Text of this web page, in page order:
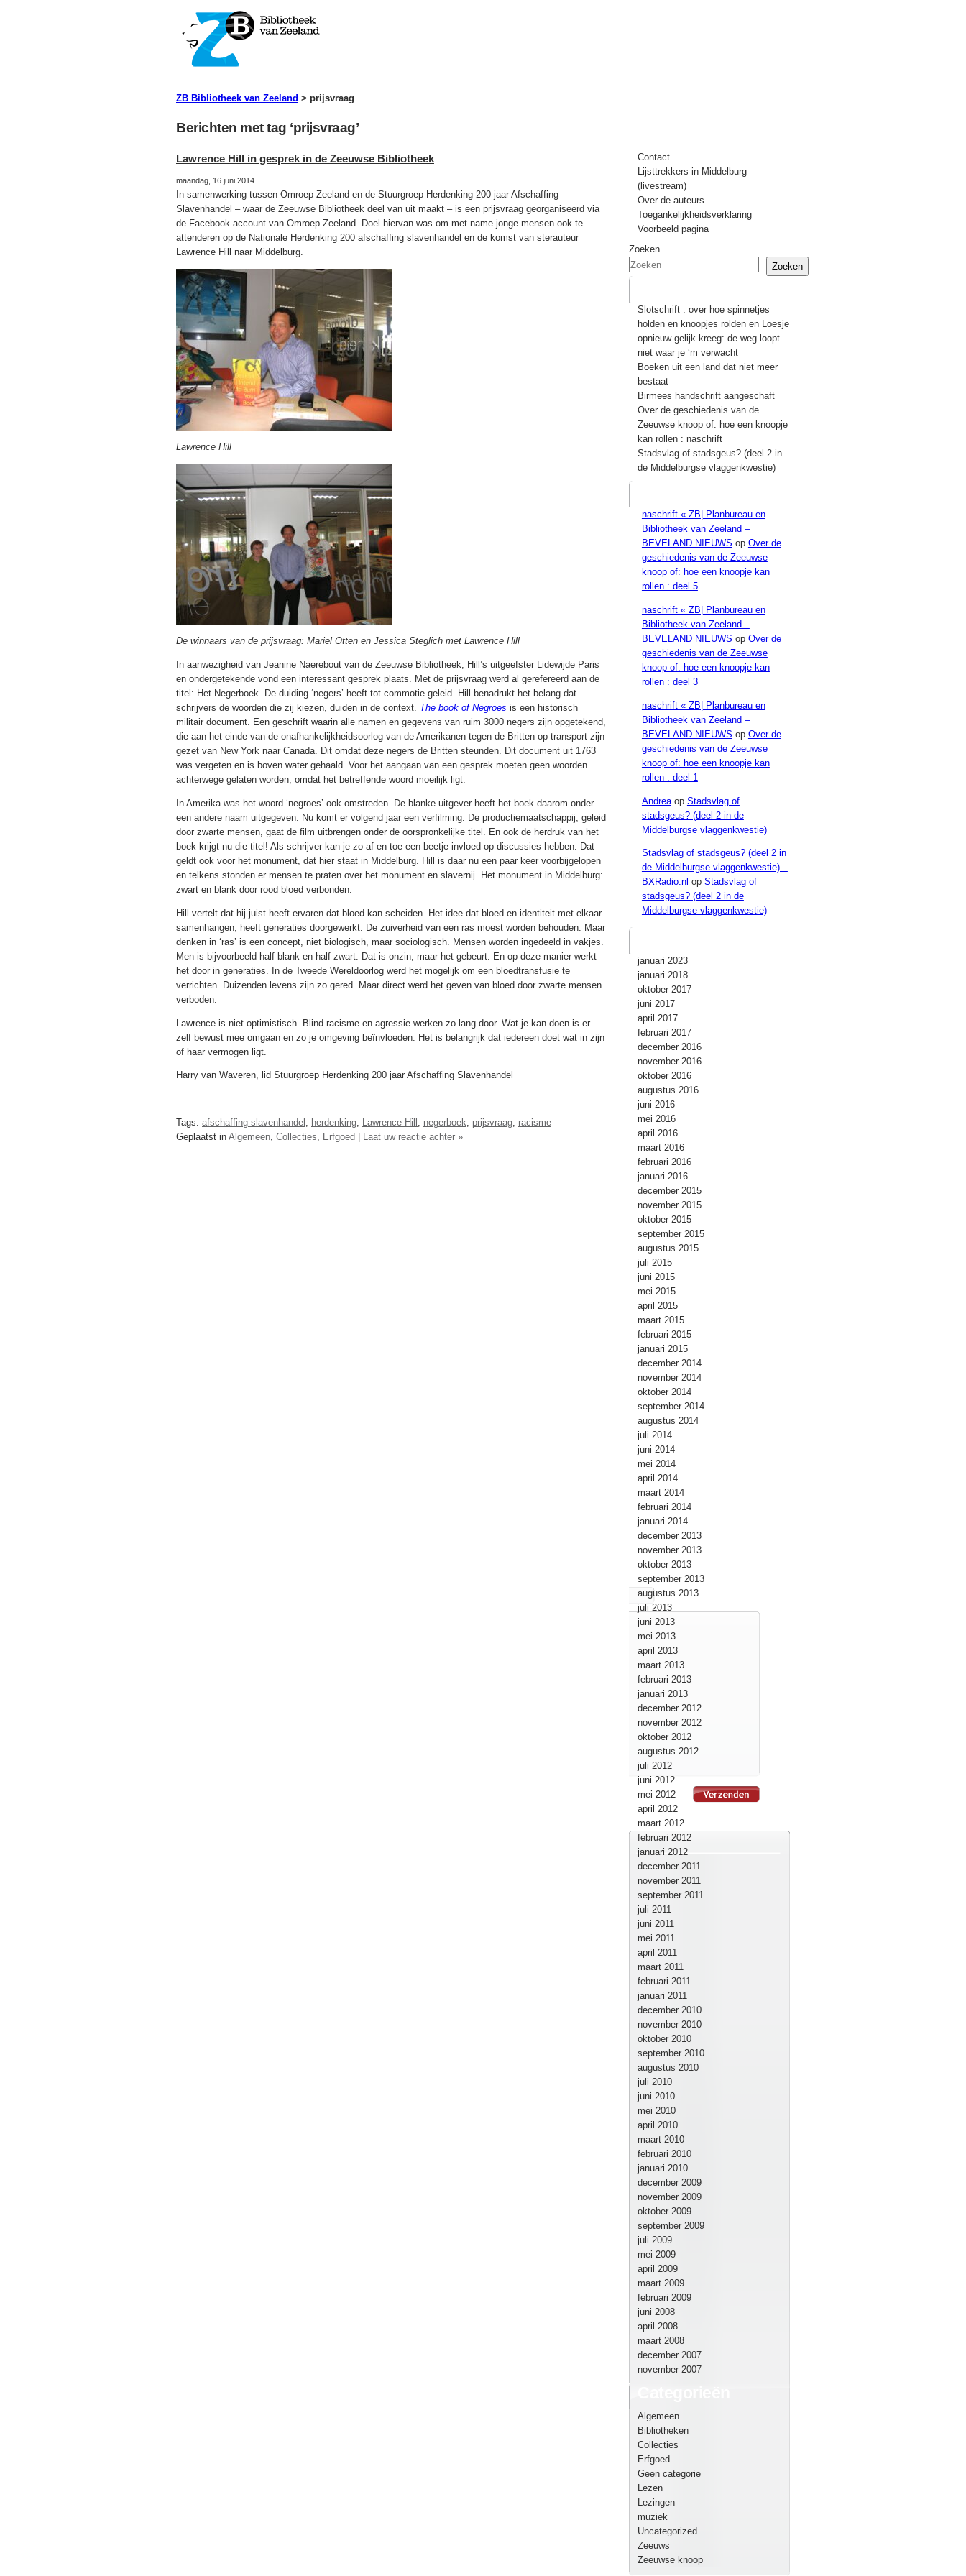
ZB Bibliotheek van Zeeland > prijsvraag
Berichten met tag ‘prijsvraag’
Lawrence Hill in gesprek in de Zeeuwse Bibliotheek
maandag, 16 juni 2014
In samenwerking tussen Omroep Zeeland en de Stuurgroep Herdenking 200 jaar Afschaffing
Slavenhandel – waar de Zeeuwse Bibliotheek deel van uit maakt – is een prijsvraag georganiseerd via
de Facebook account van Omroep Zeeland. Doel hiervan was om met name jonge mensen ook te
attenderen op de Nationale Herdenking 200 afschaffing slavenhandel en de komst van sterauteur
Lawrence Hill naar Middelburg.
Lawrence Hill
De winnaars van de prijsvraag: Mariel Otten en Jessica Steglich met Lawrence Hill
In aanwezigheid van Jeanine Naerebout van de Zeeuwse Bibliotheek, Hill’s uitgeefster Lidewijde Paris
en ondergetekende vond een interessant gesprek plaats. Met de prijsvraag werd al gerefereerd aan de
titel: Het Negerboek. De duiding ‘negers’ heeft tot commotie geleid. Hill benadrukt het belang dat
schrijvers de woorden die zij kiezen, duiden in de context. The book of Negroes is een historisch
militair document. Een geschrift waarin alle namen en gegevens van ruim 3000 negers zijn opgetekend,
die aan het einde van de onafhankelijkheidsoorlog van de Amerikanen tegen de Britten op transport zijn
gezet van New York naar Canada. Dit omdat deze negers de Britten steunden. Dit document uit 1763
was vergeten en is boven water gehaald. Voor het aangaan van een gesprek moeten geen woorden
achterwege gelaten worden, omdat het betreffende woord moeilijk ligt.
In Amerika was het woord ‘negroes’ ook omstreden. De blanke uitgever heeft het boek daarom onder
een andere naam uitgegeven. Nu komt er volgend jaar een verfilming. De productiemaatschappij, geleid
door zwarte mensen, gaat de film uitbrengen onder de oorspronkelijke titel. En ook de herdruk van het
boek krijgt nu die titel! Als schrijver kan je zo af en toe een beetje invloed op discussies hebben. Dat
geldt ook voor het monument, dat hier staat in Middelburg. Hill is daar nu een paar keer voorbijgelopen
en telkens stonden er mensen te praten over het monument en slavernij. Het monument in Middelburg:
zwart en blank door rood bloed verbonden.
Hill vertelt dat hij juist heeft ervaren dat bloed kan scheiden. Het idee dat bloed en identiteit met elkaar
samenhangen, heeft generaties doorgewerkt. De zuiverheid van een ras moest worden behouden. Maar
denken in ‘ras’ is een concept, niet biologisch, maar sociologisch. Mensen worden ingedeeld in vakjes.
Men is bijvoorbeeld half blank en half zwart. Dat is onzin, maar het gebeurt. En op deze manier werkt
het door in generaties. In de Tweede Wereldoorlog werd het mogelijk om een bloedtransfusie te
verrichten. Duizenden levens zijn zo gered. Maar direct werd het geven van bloed door zwarte mensen
verboden.
Lawrence is niet optimistisch. Blind racisme en agressie werken zo lang door. Wat je kan doen is er
zelf bewust mee omgaan en zo je omgeving beïnvloeden. Het is belangrijk dat iedereen doet wat in zijn
of haar vermogen ligt.
Harry van Waveren, lid Stuurgroep Herdenking 200 jaar Afschaffing Slavenhandel
Tags: afschaffing slavenhandel herdenking Lawrence Hill negerboek prijsvraag racisme
Geplaatst in Algemeen Collecties Erfgoed Laat uw reactie achter »
Contact
Lijsttrekkers in Middelburg
(livestream)
Over de auteurs
Toegankelijkheidsverklaring
Voorbeeld pagina
Zoeken
Zoeken
Slotschrift : over hoe spinnetjes
holden en knoopjes rolden en Loesje
opnieuw gelijk kreeg: de weg loopt
niet waar je ‘m verwacht
Boeken uit een land dat niet meer
bestaat
Birmees handschrift aangeschaft
Over de geschiedenis van de
Zeeuwse knoop of: hoe een knoopje
kan rollen : naschrift
Stadsvlag of stadsgeus? (deel 2 in
de Middelburgse vlaggenkwestie)
naschrift « ZB| Planbureau en
Bibliotheek van Zeeland –
BEVELAND NIEUWS op Over de
geschiedenis van de Zeeuwse
knoop of: hoe een knoopje kan
rollen : deel 5
naschrift « ZB| Planbureau en
Bibliotheek van Zeeland –
BEVELAND NIEUWS op Over de
geschiedenis van de Zeeuwse
knoop of: hoe een knoopje kan
rollen : deel 3
naschrift « ZB| Planbureau en
Bibliotheek van Zeeland –
BEVELAND NIEUWS op Over de
geschiedenis van de Zeeuwse
knoop of: hoe een knoopje kan
rollen : deel 1
Andreaop Stadsvlag of
stadsgeus? (deel 2 in de
Middelburgse vlaggenkwestie)
Stadsvlag of stadsgeus? (deel 2 in
de Middelburgse vlaggenkwestie) –
BXRadio.nl op Stadsvlag of
stadsgeus? (deel 2 in de
Middelburgse vlaggenkwestie)
januari 2023
januari 2018
oktober 2017
juni 2017
april 2017
februari 2017
december 2016
november 2016
oktober 2016
augustus 2016
juni 2016
mei 2016
april 2016
maart 2016
februari 2016
januari 2016
december 2015
november 2015
oktober 2015
september 2015
augustus 2015
juli 2015
juni 2015
mei 2015
april 2015
maart 2015
februari 2015
januari 2015
december 2014
november 2014
oktober 2014
september 2014
augustus 2014
juli 2014
juni 2014
mei 2014
april 2014
maart 2014
februari 2014
januari 2014
december 2013
november 2013
oktober 2013
september 2013
augustus 2013
juli 2013
juni 2013
mei 2013
april 2013
maart 2013
februari 2013
januari 2013
december 2012
november 2012
oktober 2012
augustus 2012
juli 2012
juni 2012
mei 2012
april 2012
maart 2012
februari 2012
januari 2012
december 2011
november 2011
september 2011
juli 2011
juni 2011
mei 2011
april 2011
maart 2011
februari 2011
januari 2011
december 2010
november 2010
oktober 2010
september 2010
augustus 2010
juli 2010
juni 2010
mei 2010
april 2010
maart 2010
februari 2010
januari 2010
december 2009
november 2009
oktober 2009
september 2009
juli 2009
mei 2009
april 2009
maart 2009
februari 2009
juni 2008
april 2008
maart 2008
december 2007
november 2007
Algemeen
Bibliotheken
Collecties
Erfgoed
Geen categorie
Lezen
Lezingen
muziek
Uncategorized
Zeeuws
Zeeuwse knoop